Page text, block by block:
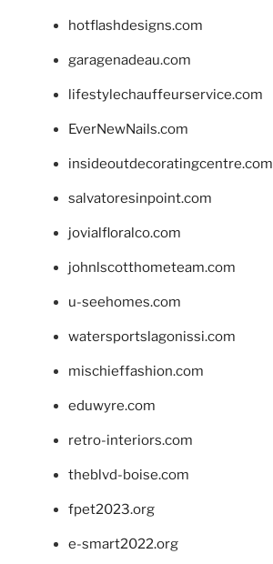
hotflashdesigns.com
garagenadeau.com
lifestylechauffeurservice.com
EverNewNails.com
insideoutdecoratingcentre.com
salvatoresinpoint.com
jovialfloralco.com
johnlscotthometeam.com
u-seehomes.com
watersportslagonissi.com
mischieffashion.com
eduwyre.com
retro-interiors.com
theblvd-boise.com
fpet2023.org
e-smart2022.org